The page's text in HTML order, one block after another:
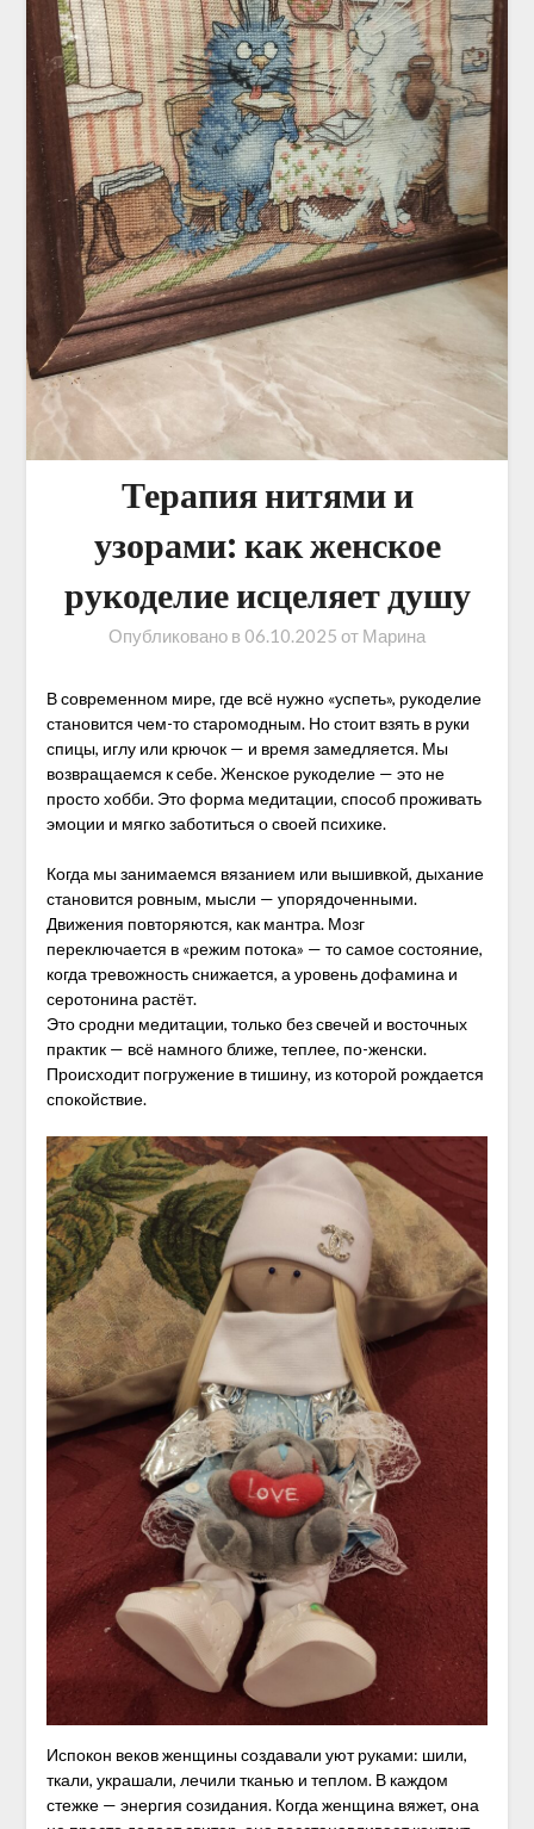
Терапия нитями и
узорами: как женское
рукоделие исцеляет душу
Опубликовано в 06.10.2025 от Марина
В современном мире, где всё нужно «успеть», рукоделие
становится чем-то старомодным. Но стоит взять в руки
спицы, иглу или крючок — и время замедляется. Мы
возвращаемся к себе. Женское рукоделие — это не
просто хобби. Это форма медитации, способ проживать
эмоции и мягко заботиться о своей психике.
Когда мы занимаемся вязанием или вышивкой, дыхание
становится ровным, мысли — упорядоченными.
Движения повторяются, как мантра. Мозг
переключается в «режим потока» — то самое состояние,
когда тревожность снижается, а уровень дофамина и
серотонина растёт.
Это сродни медитации, только без свечей и восточных
практик — всё намного ближе, теплее, по-женски.
Происходит погружение в тишину, из которой рождается
спокойствие.
Испокон веков женщины создавали уют руками: шили,
ткали, украшали, лечили тканью и теплом. В каждом
стежке — энергия созидания. Когда женщина вяжет, она